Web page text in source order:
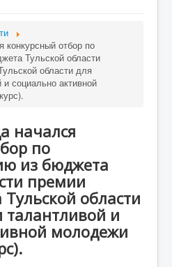
организации
конкурсный отбор по
Тульской области
области для
социально активной
начался
по
из бюджета
премии
области
талантливой и
молодежи